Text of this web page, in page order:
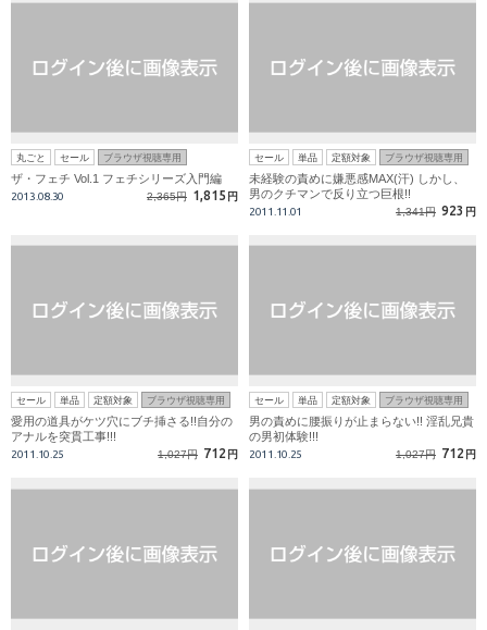
丸ごと セール ブラウザ視聴専用
ザ・フェチ Vol.1 フェチシリーズ入門編
2013.08.30 2,365円 1,815 円
セール 単品 定額対象 ブラウザ視聴専用
未経験の責めに嫌悪感MAX(汗) しかし、
男のクチマンで反り立つ巨根!!
2011.11.01 1,341円 923 円
セール 単品 定額対象 ブラウザ視聴専用
愛用の道具がケツ穴にブチ挿さる!!自分の
アナルを突貫工事!!!
2011.10.25 1,027円 712 円
セール 単品 定額対象 ブラウザ視聴専用
男の責めに腰振りが止まらない!! 淫乱兄貴
の男初体験!!!
2011.10.25 1,027円 712 円